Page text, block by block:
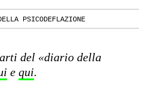
PSICODEFLAZIONE
del «diario della
e qui.